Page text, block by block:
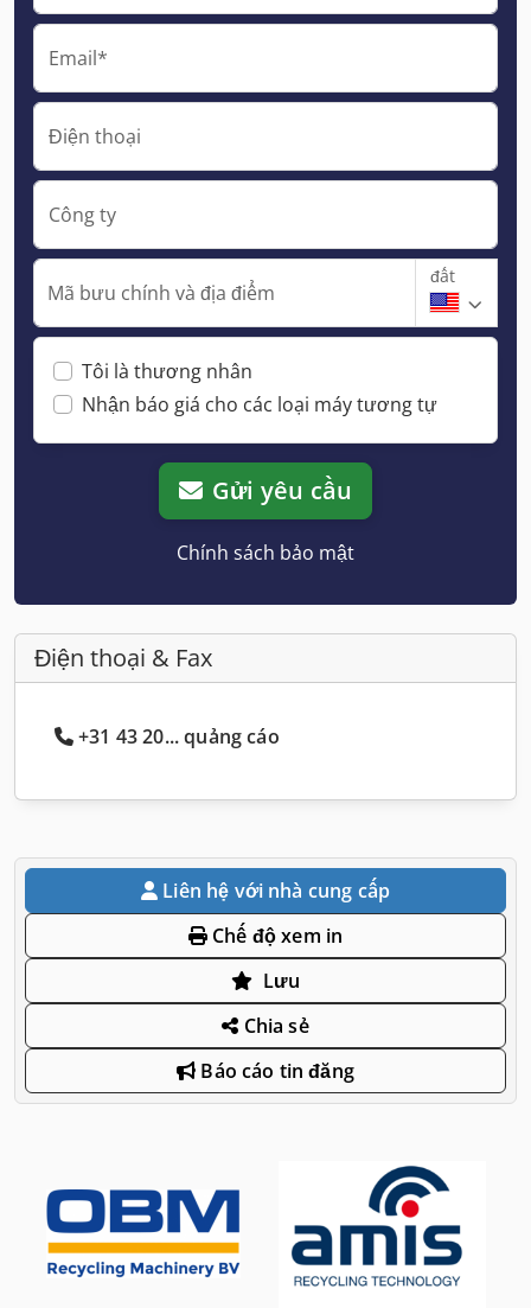
Email*
Điện thoại
Công ty
Mã bưu chính và địa điểm
đất
Tôi là thương nhân
Nhận báo giá cho các loại máy tương tự
Gửi yêu cầu
Chính sách bảo mật
Điện thoại & Fax
+31 43 20... quảng cáo
Liên hệ với nhà cung cấp
Chế độ xem in
Lưu
Chia sẻ
Báo cáo tin đăng